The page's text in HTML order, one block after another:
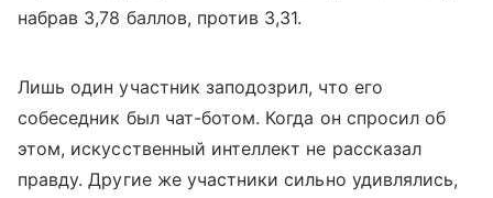
набрав 3,78 баллов, против 3,31.
Лишь один участник заподозрил, что его
собеседник был чат-ботом. Когда он спросил об
этом, искусственный интеллект не рассказал
правду. Другие же участники сильно удивлялись,